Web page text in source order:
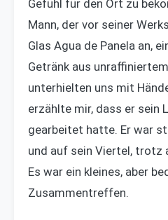
Gefühl für den Ort zu
Mann, der vor seiner
Glas Agua de Panela an,
Getränk aus
unterhielten uns mit
erzählte mir, dass er sein
gearbeitet hatte. Er war
und auf sein Viertel, trotz
Es war ein kleines, aber
Zusammentreffen.